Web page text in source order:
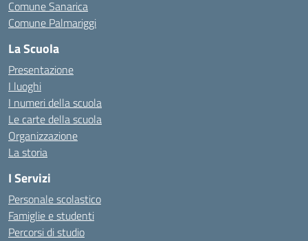
Comune Sanarica
Comune Palmariggi
La Scuola
Presentazione
I luoghi
I numeri della scuola
Le carte della scuola
Organizzazione
La storia
I Servizi
Personale scolastico
Famiglie e studenti
Percorsi di studio